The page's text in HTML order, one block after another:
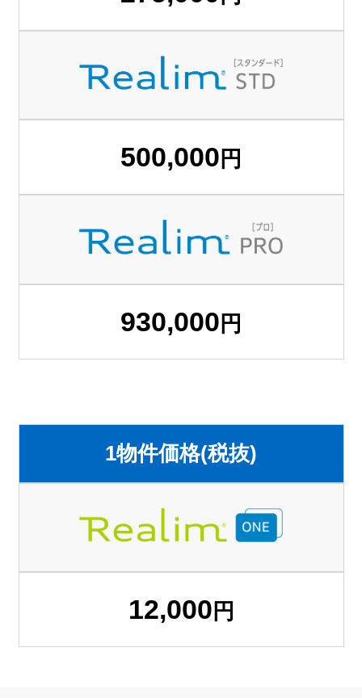
500,000円
930,000円
1物件価格(税抜)
12,000円